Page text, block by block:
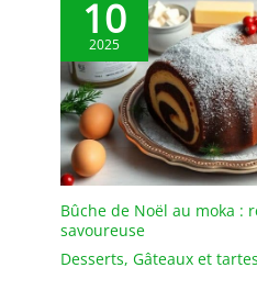
10
2025
Bûche de Noël au moka :
savoureuse
Desserts, Gâteaux et